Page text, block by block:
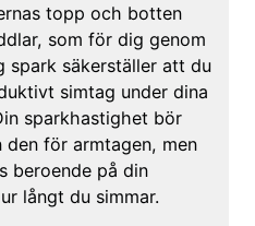
topp och botten
som för dig genom
spark säkerställer att du
simtag under dina
sparkhastighet bör
den för armtagen, men
beroende på din
långt du simmar.